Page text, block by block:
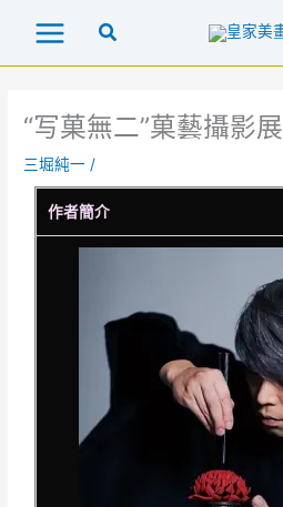
“写菓無二”菓藝攝影展
三堀純一 /
作者簡介